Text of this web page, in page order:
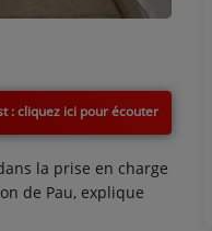
la prise en charge
de Pau, explique